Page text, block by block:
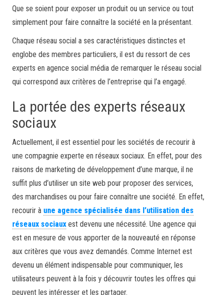
Que se soient pour exposer un produit ou un service ou tout
simplement pour faire connaître la société en la présentant.
Chaque réseau social a ses caractéristiques distinctes et
englobe des membres particuliers, il est du ressort de ces
experts en agence social média de remarquer le réseau social
qui correspond aux critères de l’entreprise qui l’a engagé.
La portée des experts réseaux
sociaux
Actuellement, il est essentiel pour les sociétés de recourir à
une compagnie experte en réseaux sociaux. En effet, pour des
raisons de marketing de développement d’une marque, il ne
suffit plus d’utiliser un site web pour proposer des services,
des marchandises ou pour faire connaître une société. En effet,
recourir à une agence spécialisée dans l’utilisation des
réseaux sociaux est devenu une nécessité. Une agence qui
est en mesure de vous apporter de la nouveauté en réponse
aux critères que vous avez demandés. Comme Internet est
devenu un élément indispensable pour communiquer, les
utilisateurs peuvent à la fois y découvrir toutes les offres qui
peuvent les intéresser et les partager.